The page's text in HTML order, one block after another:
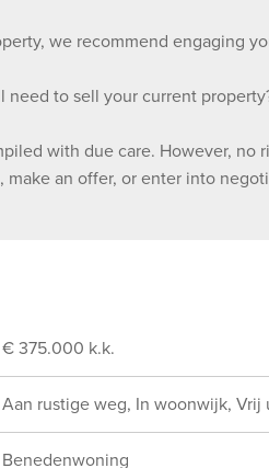
we recommend engaging
to sell your current
with due care. However,
an offer, or enter into
€ 375.000 k.k.
Aan rustige weg, In woonwijk, Vrij
Benedenwoning